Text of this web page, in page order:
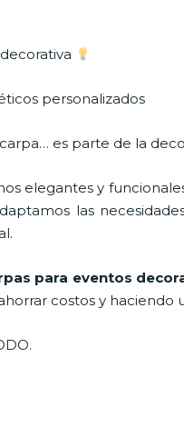
personalizados
es parte de la
elegantes y
las
para eventos
costos y haciendo